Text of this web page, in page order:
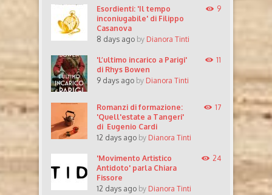
Esordienti: 'Il tempo
inconiugabile' di Filippo
Casanova
8 days ago by Dianora Tinti
9
'L’ultimo incarico a Parigi'
di Rhys Bowen
9 days ago by Dianora Tinti
11
Romanzi di formazione:
'Quell'estate a Tangeri'
di Eugenio Cardi
12 days ago by Dianora Tinti
17
'Movimento Artistico
Antidoto' parla Chiara
Fissore
12 days ago by Dianora Tinti
24